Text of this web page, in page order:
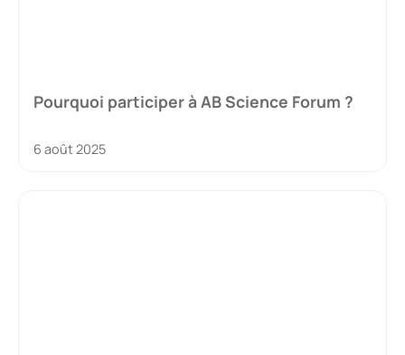
Pourquoi participer à AB Science Forum ?
6 août 2025